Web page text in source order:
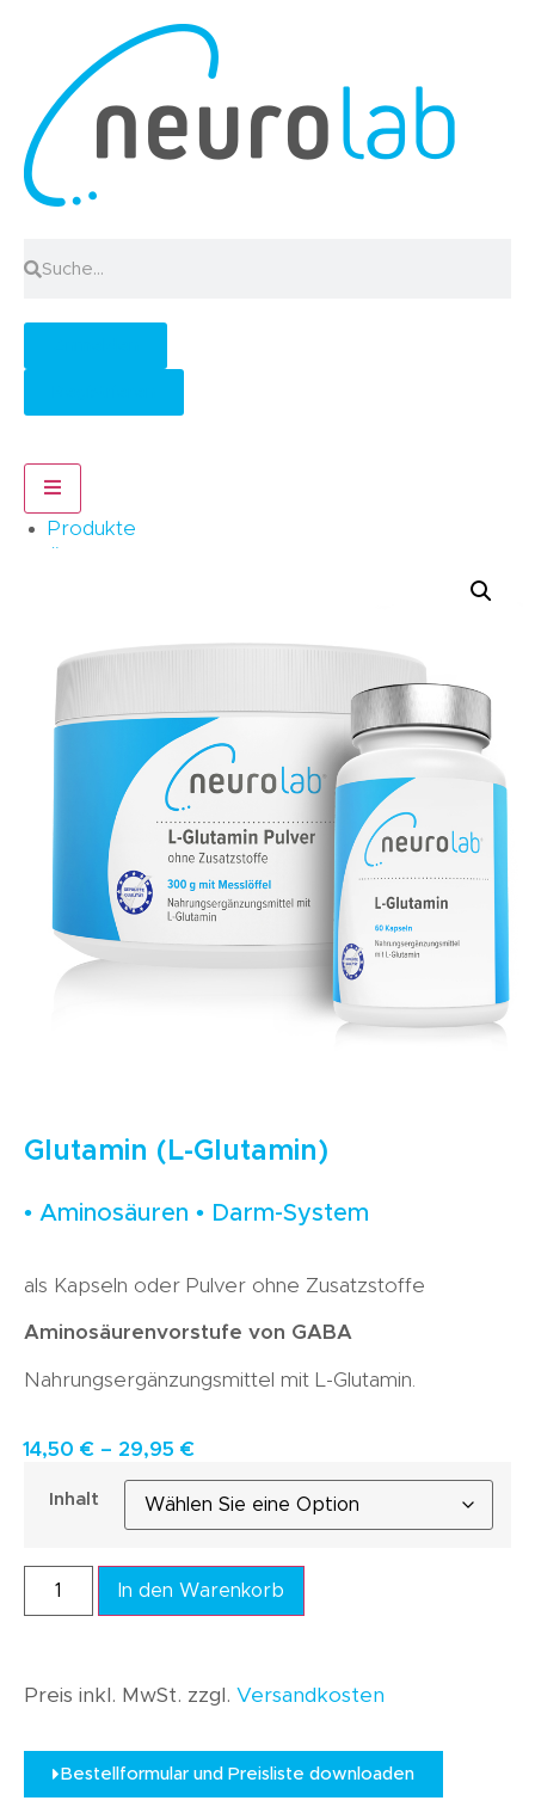
Produkte
Kontakt
Veranstaltungen
Expertenmeinungen
Kundenmeinungen
Häufig gestellte Fragen
News
Veranstaltungen
Neurostress
Wissen
Hamburger Toggle Menu
Glutamin (L-Glutamin)
• Aminosäuren • Darm-System
als Kapseln oder Pulver ohne Zusatzstoffe
Aminosäurenvorstufe von GABA
Nahrungsergänzungsmittel mit L-Glutamin.
14,50 € – 29,95 €
Inhalt
In den Warenkorb
Preis inkl. MwSt. zzgl. Versandkosten
Bestellformular und Preisliste downloaden